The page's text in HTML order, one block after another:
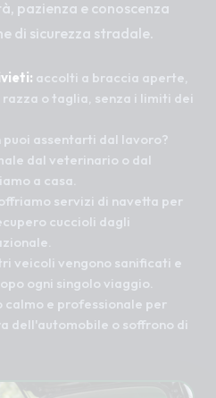
pazienza e conoscenza
di sicurezza stradale.
accolti a braccia aperte,
o taglia, senza i limiti dei
puoi assentarti dal lavoro?
dal veterinario o dal
a casa.
servizi di navetta per
cuccioli dagli
veicoli vengono sanificati e
ogni singolo viaggio.
calmo e professionale per
dell'automobile o soffrono di